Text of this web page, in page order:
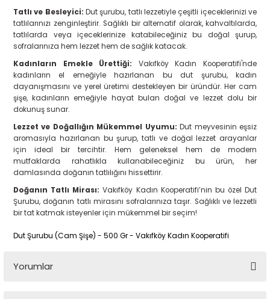
Tatlı ve Besleyici: Dut şurubu, tatlı lezzetiyle çeşitli içeceklerinizi ve
tatlılarınızı zenginleştirir. Sağlıklı bir alternatif olarak, kahvaltılarda,
tatlılarda veya içeceklerinize katabileceğiniz bu doğal şurup,
sofralarınıza hem lezzet hem de sağlık katacak.
Kadınların Emekle Ürettiği: Vakıfköy Kadın Kooperatifi'nde
kadınların el emeğiyle hazırlanan bu dut şurubu, kadın
dayanışmasını ve yerel üretimi destekleyen bir üründür. Her cam
şişe, kadınların emeğiyle hayat bulan doğal ve lezzet dolu bir
dokunuş sunar.
Lezzet ve Doğallığın Mükemmel Uyumu: Dut meyvesinin eşsiz
aromasıyla hazırlanan bu şurup, tatlı ve doğal lezzet arayanlar
için ideal bir tercihtir. Hem geleneksel hem de modern
mutfaklarda rahatlıkla kullanabileceğiniz bu ürün, her
damlasında doğanın tatlılığını hissettirir.
Doğanın Tatlı Mirası: Vakıfköy Kadın Kooperatifi’nin bu özel Dut
Şurubu, doğanın tatlı mirasını sofralarınıza taşır. Sağlıklı ve lezzetli
bir tat katmak isteyenler için mükemmel bir seçim!
Dut Şurubu (Cam Şişe) - 500 Gr - Vakıfköy Kadın Kooperatifi
Yorumlar